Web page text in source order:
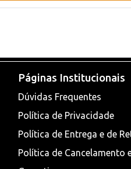
Páginas Institucionais
Dúvidas Frequentes
Política de Privacidade
Política de Entrega e de
Política de Cancelamento